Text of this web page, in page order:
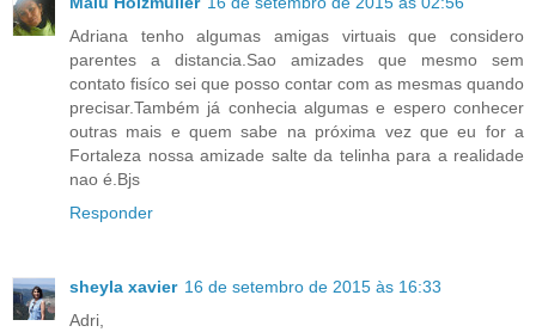
Adriana tenho algumas amigas virtuais que considero
parentes a distancia.Sao amizades que mesmo sem
contato fisíco sei que posso contar com as mesmas quando
precisar.Também já conhecia algumas e espero conhecer
outras mais e quem sabe na próxima vez que eu for a
Fortaleza nossa amizade salte da telinha para a realidade
nao é.Bjs
Responder
sheyla xavier 16 de setembro de 2015 às 16:33
Adri,